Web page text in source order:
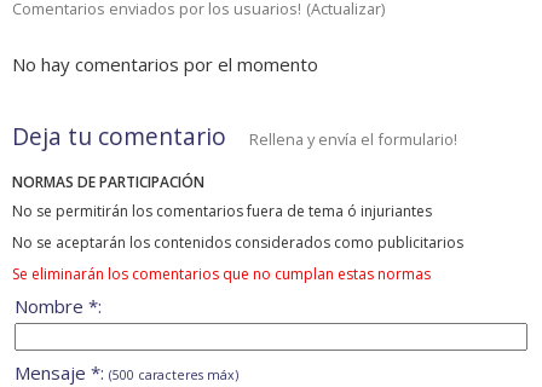
Comentarios enviados por los usuarios! (Actualizar)
No hay comentarios por el momento
Deja tu comentario Rellena y envía el formulario!
NORMAS DE PARTICIPACIÓN
No se permitirán los comentarios fuera de tema ó injuriantes
No se aceptarán los contenidos considerados como publicitarios
Se eliminarán los comentarios que no cumplan estas normas
Nombre *:
Mensaje *: (500 caracteres máx)